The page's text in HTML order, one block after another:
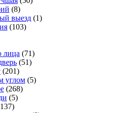
(8)
выезд (1)
(103)
лица (71)
(51)
(201)
углом (5)
(268)
(5)